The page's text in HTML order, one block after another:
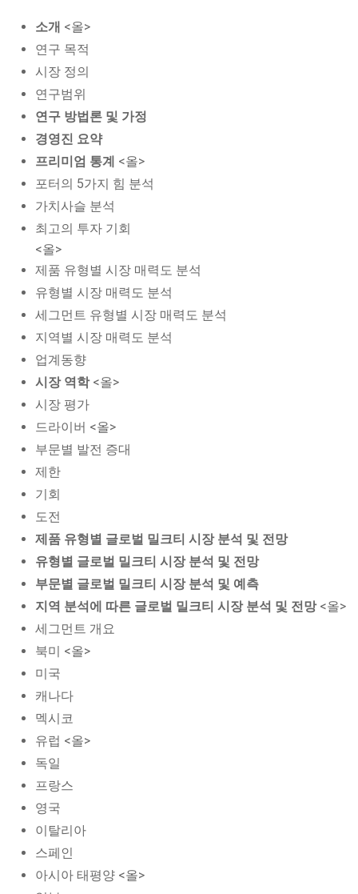
소개 <올>
연구 목적
시장 정의
연구범위
연구 방법론 및 가정
경영진 요약
프리미엄 통계 <올>
포터의 5가지 힘 분석
가치사슬 분석
최고의 투자 기회
<올>
제품 유형별 시장 매력도 분석
유형별 시장 매력도 분석
세그먼트 유형별 시장 매력도 분석
지역별 시장 매력도 분석
업계동향
시장 역학<올>
시장 평가
드라이버 <올>
부문별 발전 증대
제한
기회
도전
제품 유형별 글로벌 밀크티 시장 분석 및 전망
유형별 글로벌 밀크티 시장 분석 및 전망
부문별 글로벌 밀크티 시장 분석 및 예측
지역 분석에 따른 글로벌 밀크티 시장 분석 및 전망<올>
세그먼트 개요
북미 <올>
미국
캐나다
멕시코
유럽 <올>
독일
프랑스
영국
이탈리아
스페인
아시아 태평양 <올>